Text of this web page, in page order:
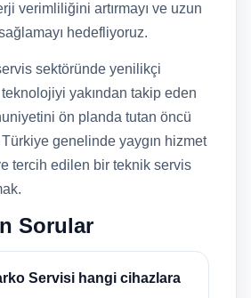
verimliliğini artırmayı ve uzun
hedefliyoruz.
sektöründe yenilikçi
yakından takip eden
ön planda tutan öncü
genelinde yaygın hizmet
tercih edilen bir teknik servis
Sorular
Servisi hangi cihazlara